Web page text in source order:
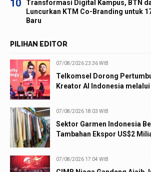
10
Transformasi Digital Kampus, BTN
Luncurkan KTM Co-Branding untuk
Baru
PILIHAN EDITOR
07/08/2026 23:36 WIB
Telkomsel Dorong
Kreator AI Indonesia
07/08/2026 18:03 WIB
Sektor Garmen Indonesia
Tambahan Ekspor US$2
07/08/2026 17:04 WIB